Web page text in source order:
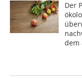
Der
dem